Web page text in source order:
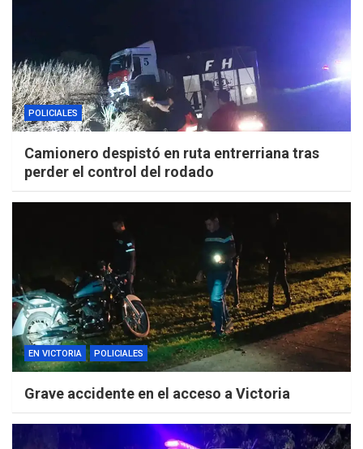
POLICIALES
Camionero despistó en ruta entrerriana tras
perder el control del rodado
EN VICTORIA POLICIALES
Grave accidente en el acceso a Victoria